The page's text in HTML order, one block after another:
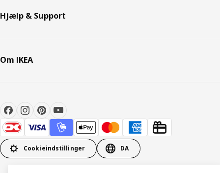
Hjælp & Support
Om IKEA
Cookieindstillinger DA